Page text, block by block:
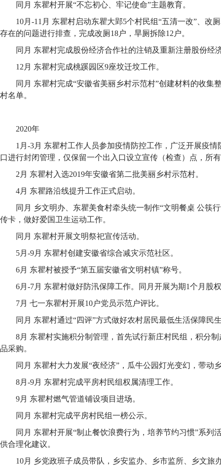
同月 东瞿村开展“不忘初心、牢记使命”主题教育。
10月-11月 东瞿村启动东瞿大郢5个村民组“五清一改”、改
存在的问题进行排查，完成改厕18户，旱厕拆除12户。
同月 东瞿村完成股份经济合作社的注销及重新注册股份经
12月 东瞿村完成桃蹊园区9座坟迁坟工作。
同月 东瞿村完成“安徽省美丽乡村示范村”创建材料的收集
村名单。
2020年
1月-3月 东瞿村工作人员参加疫情防控工作，广泛开展疫
口进行封闭管理，仅保留一个出入口设立宣传（检查）点，所
2月 东瞿村入选2019年安徽省第二批美丽乡村示范村。
4月 东瞿路沿线提升工作正式启动。
同月 乡文明办、东瞿美食村牵头统一制作“文明餐桌 公筷
传卡，做好爱国卫生运动工作。
同月 东瞿村开展文明祭祀宣传活动。
5月-9月 东瞿村创建安徽省综合减灾示范社区。
6月 东瞿村被授予“第五届安徽省文明村镇”称号。
6月-7月 东瞿村做好防汛保障工作。同月开展为期1个月股
7月 七一东瞿村开展10户党员示范户评比。
同月 东瞿村通过“四评”方式做好农村居民最低生活保障民
8月 东瞿村实施积分制管理，首先试行新庄村民组，积分
品采购。
同月 东瞿村大力发展“夜经济”，瓜牛公园灯光变幻，带动
8月-9月 东瞿村完成平房村民组权属清理工作。
9月 东瞿村燃气管道铺设项目进场。
同月 东瞿村完成平房村民组一榜公示。
同月 东瞿村开展“制止餐饮浪费行为，培养节约习惯”系列
供合理化建议。
10月 乡党政班子成员带队，乡安监办、乡市监所、乡文旅